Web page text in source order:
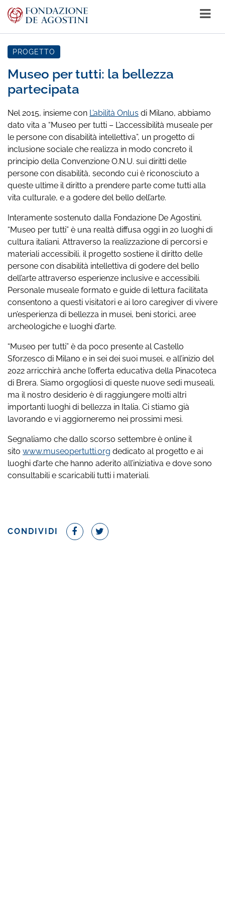
PROGETTO
Museo per tutti: la bellezza
partecipata
Nel 2015, insieme con L’abilità Onlus di Milano, abbiamo
dato vita a “Museo per tutti – L’accessibilità museale per
le persone con disabilità intellettiva”, un progetto di
inclusione sociale che realizza in modo concreto il
principio della Convenzione O.N.U. sui diritti delle
persone con disabilità, secondo cui è riconosciuto a
queste ultime il diritto a prendere parte come tutti alla
vita culturale, e a godere del bello dell’arte.
Interamente sostenuto dalla Fondazione De Agostini,
“Museo per tutti” è una realtà diffusa oggi in 20 luoghi di
cultura italiani. Attraverso la realizzazione di percorsi e
materiali accessibili, il progetto sostiene il diritto delle
persone con disabilità intellettiva di godere del bello
dell’arte attraverso esperienze inclusive e accessibili.
Personale museale formato e guide di lettura facilitata
consentono a questi visitatori e ai loro caregiver di vivere
un’esperienza di bellezza in musei, beni storici, aree
archeologiche e luoghi d’arte.
“Museo per tutti” è da poco presente al Castello
Sforzesco di Milano e in sei dei suoi musei, e all’inizio del
2022 arricchirà anche l’offerta educativa della Pinacoteca
di Brera. Siamo orgogliosi di queste nuove sedi museali,
ma il nostro desiderio è di raggiungere molti altri
importanti luoghi di bellezza in Italia. Ci stiamo già
lavorando e vi aggiorneremo nei prossimi mesi.
Segnaliamo che dallo scorso settembre è online il
sito www.museopertutti.org dedicato al progetto e ai
luoghi d’arte che hanno aderito all’iniziativa e dove sono
consultabili e scaricabili tutti i materiali.
CONDIVIDI